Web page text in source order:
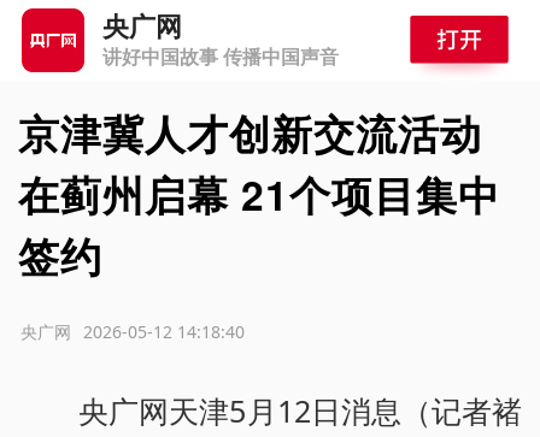
央广网
讲好中国故事 传播中国声音
京津冀人才创新交流活动
在蓟州启幕 21个项目集中
签约
2026-05-12 14:18:40
央广网
央广网天津5月12日消息（记者褚